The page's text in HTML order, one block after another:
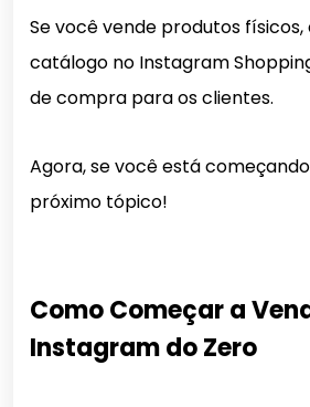
Se você vende produtos
catálogo no Instagram
de compra para os clientes.
Agora, se você está
próximo tópico!
Como Começar a
Instagram do Zero